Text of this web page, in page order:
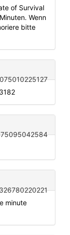
of Survival
Wenn
bitte
minute